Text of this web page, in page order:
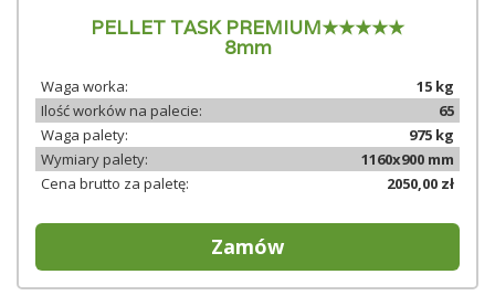
PELLET TASK PREMIUM★★★★★
8mm
Waga worka:
15 kg
Ilość worków na palecie:
65
Waga palety:
975 kg
Wymiary palety:
1160x900 mm
Cena brutto za paletę:
2050,00 zł
Zamów